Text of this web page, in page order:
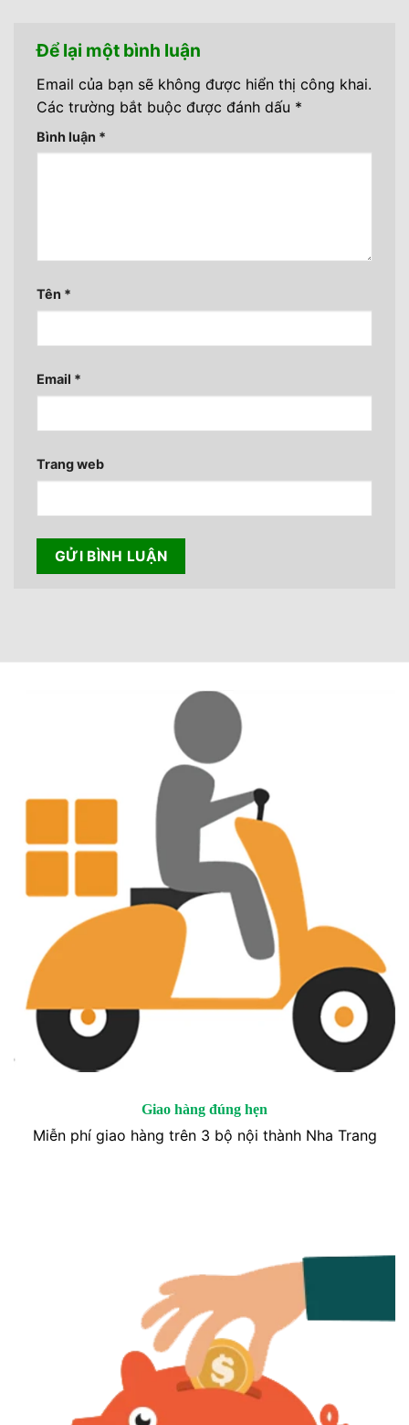
Để lại một bình luận
Email của bạn sẽ không được hiển thị công khai.
Các trường bắt buộc được đánh dấu *
Bình luận *
Tên *
Email *
Trang web
Giao hàng đúng hẹn
Miễn phí giao hàng trên 3 bộ nội thành Nha Trang